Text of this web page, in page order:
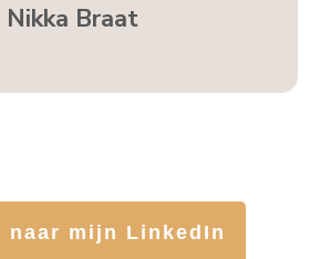
Nikka Braat
naar mijn LinkedIn